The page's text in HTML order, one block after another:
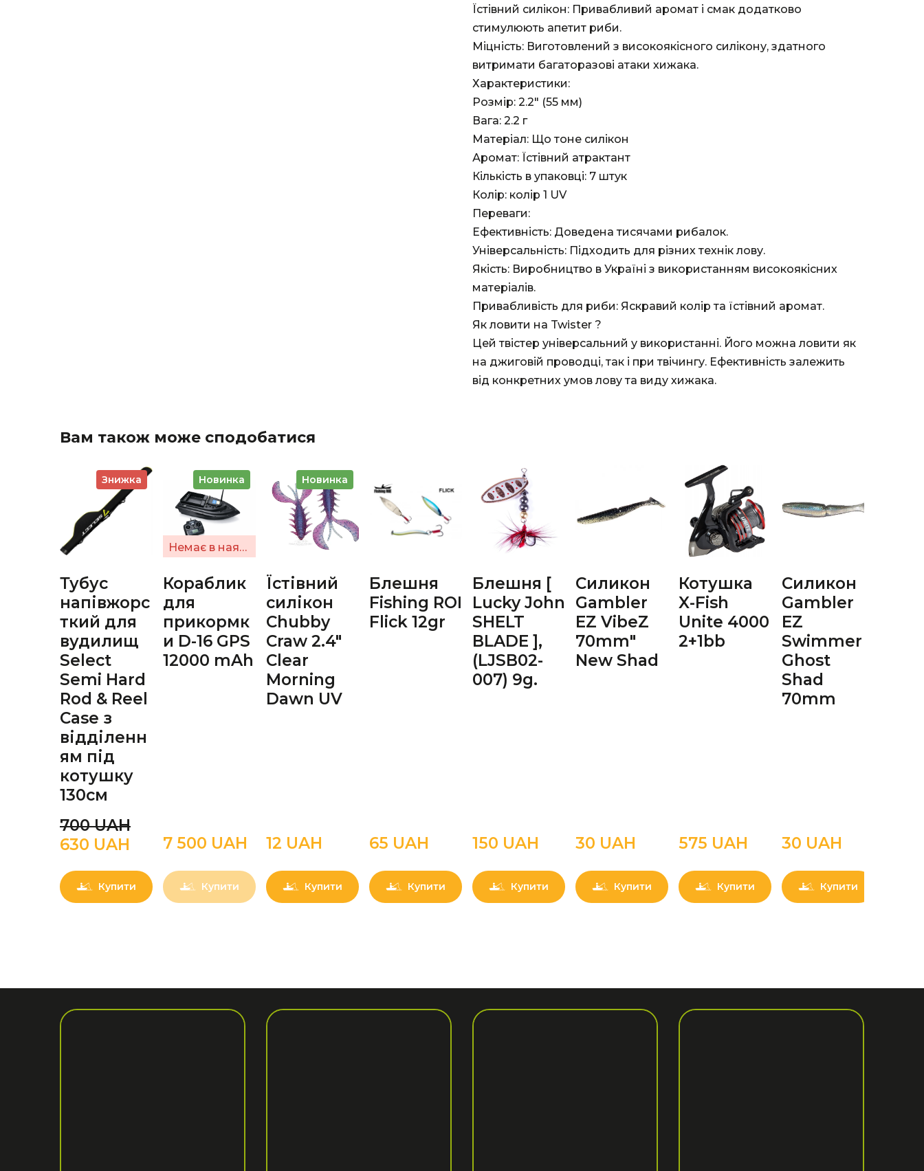
Їстівний силікон: Привабливий аромат і смак додатково
стимулюють апетит риби.
Міцність: Виготовлений з високоякісного силікону, здатного
витримати багаторазові атаки хижака.
Характеристики:
Розмір: 2.2" (55 мм)
Вага: 2.2 г
Матеріал: Що тоне силікон
Аромат: Їстівний атрактант
Кількість в упаковці: 7 штук
Колір: колір 1 UV
Переваги:
Ефективність: Доведена тисячами рибалок.
Універсальність: Підходить для різних технік лову.
Якість: Виробництво в Україні з використанням високоякісних
матеріалів.
Привабливість для риби: Яскравий колір та їстівний аромат.
Як ловити на Twister ?
Цей твістер універсальний у використанні. Його можна ловити як
на джиговій проводці, так і при твічингу. Ефективність залежить
від конкретних умов лову та виду хижака.
Вам також може сподобатися
Знижка
Тубус
напівжорс
ткий для
вудилищ
Select
Semi Hard
Rod & Reel
Case з
відділенн
ям під
котушку
130см
700 UAН
630 UAН
Купити
Новинка
Немає в наявності
Кораблик
для
прикормк
и D-16 GPS
12000 mAh
7 500 UAН
Купити
Новинка
Їстівний
силікон
Chubby
Craw 2.4"
Clear
Morning
Dawn UV
12 UAН
Купити
Блешня
Fishing ROI
Flick 12gr
65 UAН
Купити
Блешня [
Lucky John
SHELT
BLADE ],
(LJSB02-
007) 9g.
150 UAН
Купити
Силикон
Gambler
EZ VibeZ
70mm"
New Shad
30 UAН
Купити
Котушка
X-Fish
Unite 4000
2+1bb
575 UAН
Купити
Силикон
Gambler
EZ
Swimmer
Ghost
Shad
70mm
30 UAН
Купити